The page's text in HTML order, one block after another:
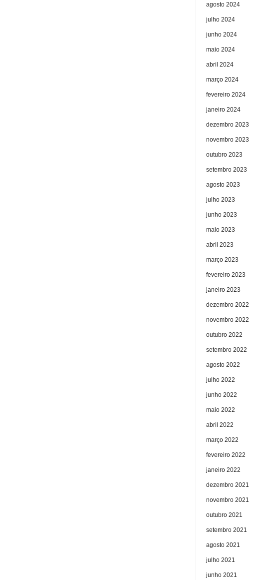
agosto 2024
julho 2024
junho 2024
maio 2024
abril 2024
março 2024
fevereiro 2024
janeiro 2024
dezembro 2023
novembro 2023
outubro 2023
setembro 2023
agosto 2023
julho 2023
junho 2023
maio 2023
abril 2023
março 2023
fevereiro 2023
janeiro 2023
dezembro 2022
novembro 2022
outubro 2022
setembro 2022
agosto 2022
julho 2022
junho 2022
maio 2022
abril 2022
março 2022
fevereiro 2022
janeiro 2022
dezembro 2021
novembro 2021
outubro 2021
setembro 2021
agosto 2021
julho 2021
junho 2021